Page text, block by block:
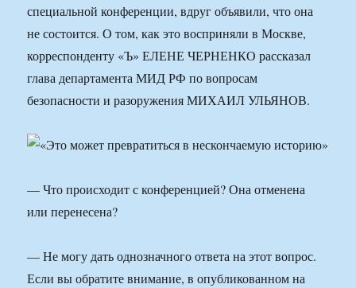
специальной конференции, вдруг объявили, что она
не состоится. О том, как это восприняли в Москве,
корреспонденту «Ъ» ЕЛЕНЕ ЧЕРНЕНКО рассказал
глава департамента МИД РФ по вопросам
безопасности и разоружения МИХАИЛ УЛЬЯНОВ.
— Что происходит с конференцией? Она отменена
или перенесена?
— Не могу дать однозначного ответа на этот вопрос.
Если вы обратите внимание, в опубликованном на